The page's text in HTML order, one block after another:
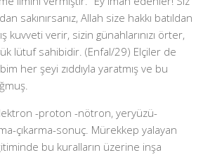
sakınırsanız, Allah size hakkı batıldan
kuvveti verir, sizin günahlarınızı örter,
lütuf sahibidir. (Enfal/29) Elçiler de
her şeyi zıddıyla yaratmış ve bu
-proton -nötron, yeryüzü-
çıkarma-sonuç. Mürekkep yalayan
bu kuralların üzerine inşa